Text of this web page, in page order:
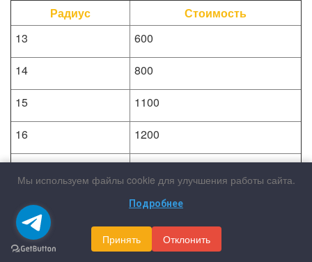
Радиус
Стоимость
13
600
14
800
15
1100
16
1200
17
1400
1900
19
2200
Мы используем файлы cookie для улучшения работы сайта.
Подробнее
Принять Отклонить